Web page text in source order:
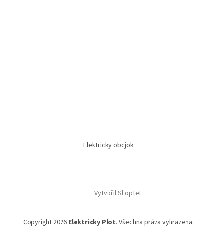
Elektricky obojok
Vytvořil Shoptet
Copyright 2026 Elektricky Plot. Všechna práva vyhrazena.